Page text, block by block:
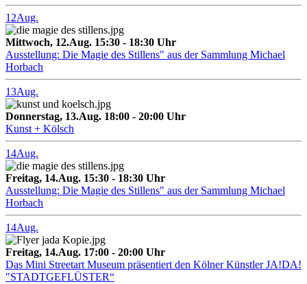
12Aug.
Mittwoch, 12.Aug. 15:30 - 18:30 Uhr
Ausstellung: Die Magie des Stillens" aus der Sammlung Michael
Horbach
13Aug.
Donnerstag, 13.Aug. 18:00 - 20:00 Uhr
Kunst + Kölsch
14Aug.
Freitag, 14.Aug. 15:30 - 18:30 Uhr
Ausstellung: Die Magie des Stillens" aus der Sammlung Michael
Horbach
14Aug.
Freitag, 14.Aug. 17:00 - 20:00 Uhr
Das Mini Streetart Museum präsentiert den Kölner Künstler JA!DA!
"STADTGEFLÜSTER“